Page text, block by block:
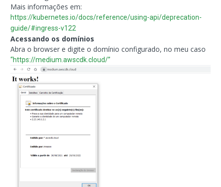
Mais informações em:
https://kubernetes.io/docs/reference/using-api/deprecation-
guide/#ingress-v122
Acessando os domínios
Abra o browser e digite o domínio configurado, no meu caso
“https://medium.awscdk.cloud/”